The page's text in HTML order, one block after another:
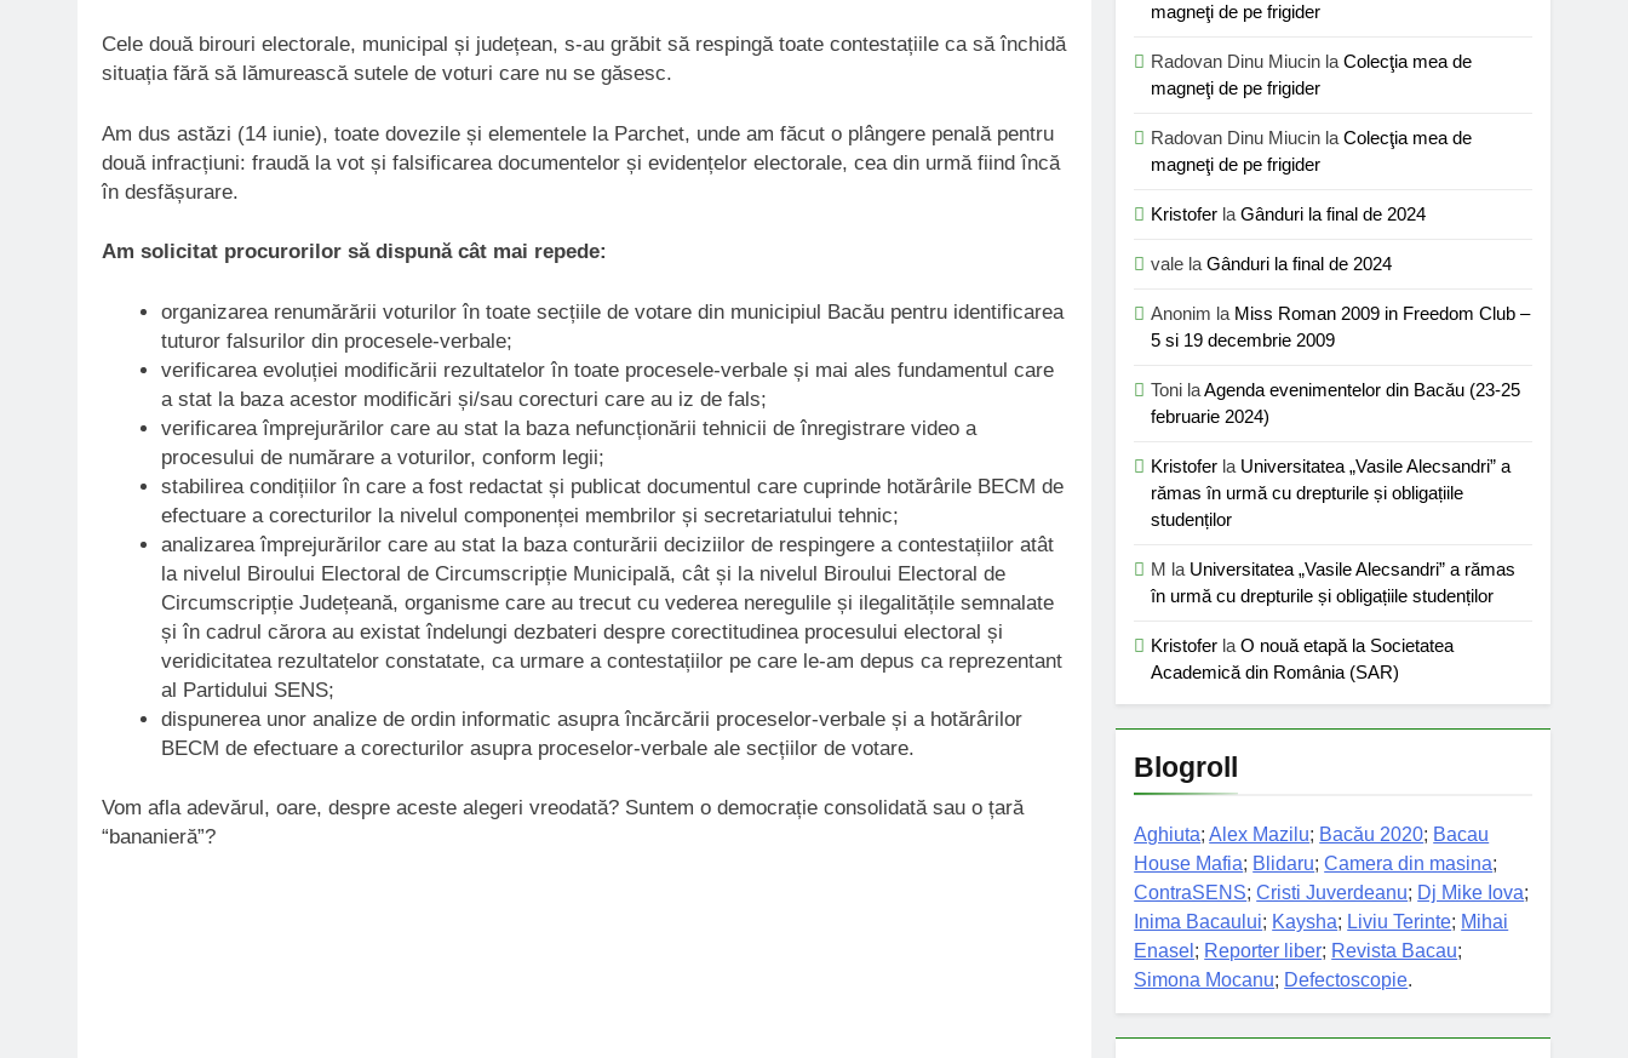
Cele două birouri electorale, municipal și județean, s-au grăbit să respingă toate contestațiile ca să închidă
situația fără să lămurească sutele de voturi care nu se găsesc.
Am dus astăzi (14 iunie), toate dovezile și elementele la Parchet, unde am făcut o plângere penală pentru
două infracțiuni: fraudă la vot și falsificarea documentelor și evidențelor electorale, cea din urmă fiind încă
în desfășurare.
Am solicitat procurorilor să dispună cât mai repede:
organizarea renumărării voturilor în toate secțiile de votare din municipiul Bacău pentru identificarea
tuturor falsurilor din procesele-verbale;
verificarea evoluției modificării rezultatelor în toate procesele-verbale și mai ales fundamentul care
a stat la baza acestor modificări și/sau corecturi care au iz de fals;
verificarea împrejurărilor care au stat la baza nefuncționării tehnicii de înregistrare video a
procesului de numărare a voturilor, conform legii;
stabilirea condițiilor în care a fost redactat și publicat documentul care cuprinde hotărârile BECM de
efectuare a corecturilor la nivelul componenței membrilor și secretariatului tehnic;
analizarea împrejurărilor care au stat la baza conturării deciziilor de respingere a contestațiilor atât
la nivelul Biroului Electoral de Circumscripție Municipală, cât și la nivelul Biroului Electoral de
Circumscripție Județeană, organisme care au trecut cu vederea neregulile și ilegalitățile semnalate
și în cadrul cărora au existat îndelungi dezbateri despre corectitudinea procesului electoral și
veridicitatea rezultatelor constatate, ca urmare a contestațiilor pe care le-am depus ca reprezentant
al Partidului SENS;
dispunerea unor analize de ordin informatic asupra încărcării proceselor-verbale și a hotărârilor
BECM de efectuare a corecturilor asupra proceselor-verbale ale secțiilor de votare.
Vom afla adevărul, oare, despre aceste alegeri vreodată? Suntem o democrație consolidată sau o țară
“bananieră”?
magneţi de pe frigider
Radovan Dinu Miucin laColecţia mea de
magneţi de pe frigider
Radovan Dinu Miucin laColecţia mea de
magneţi de pe frigider
Kristofer laGânduri la final de 2024
vale laGânduri la final de 2024
Anonim la Miss Roman 2009 in Freedom Club –
5 si 19 decembrie 2009
Toni laAgenda evenimentelor din Bacău (23-25
februarie 2024)
Kristofer la Universitatea „Vasile Alecsandri” a
rămas în urmă cu drepturile și obligațiile
studenților
M la Universitatea „Vasile Alecsandri” a rămas
în urmă cu drepturile și obligațiile studenților
Kristofer laO nouă etapă la Societatea
Academică din România (SAR)
Blogroll
Aghiuta;Alex Mazilu; Bacău 2020; Bacau
House Mafia; Blidaru;Camera din masina;
ContraSENS;Cristi Juverdeanu; Dj Mike Iova;
Inima Bacaului; Kaysha; Liviu Terinte; Mihai
Enasel ; Reporter liber; Revista Bacau;
Simona Mocanu; Defectoscopie.